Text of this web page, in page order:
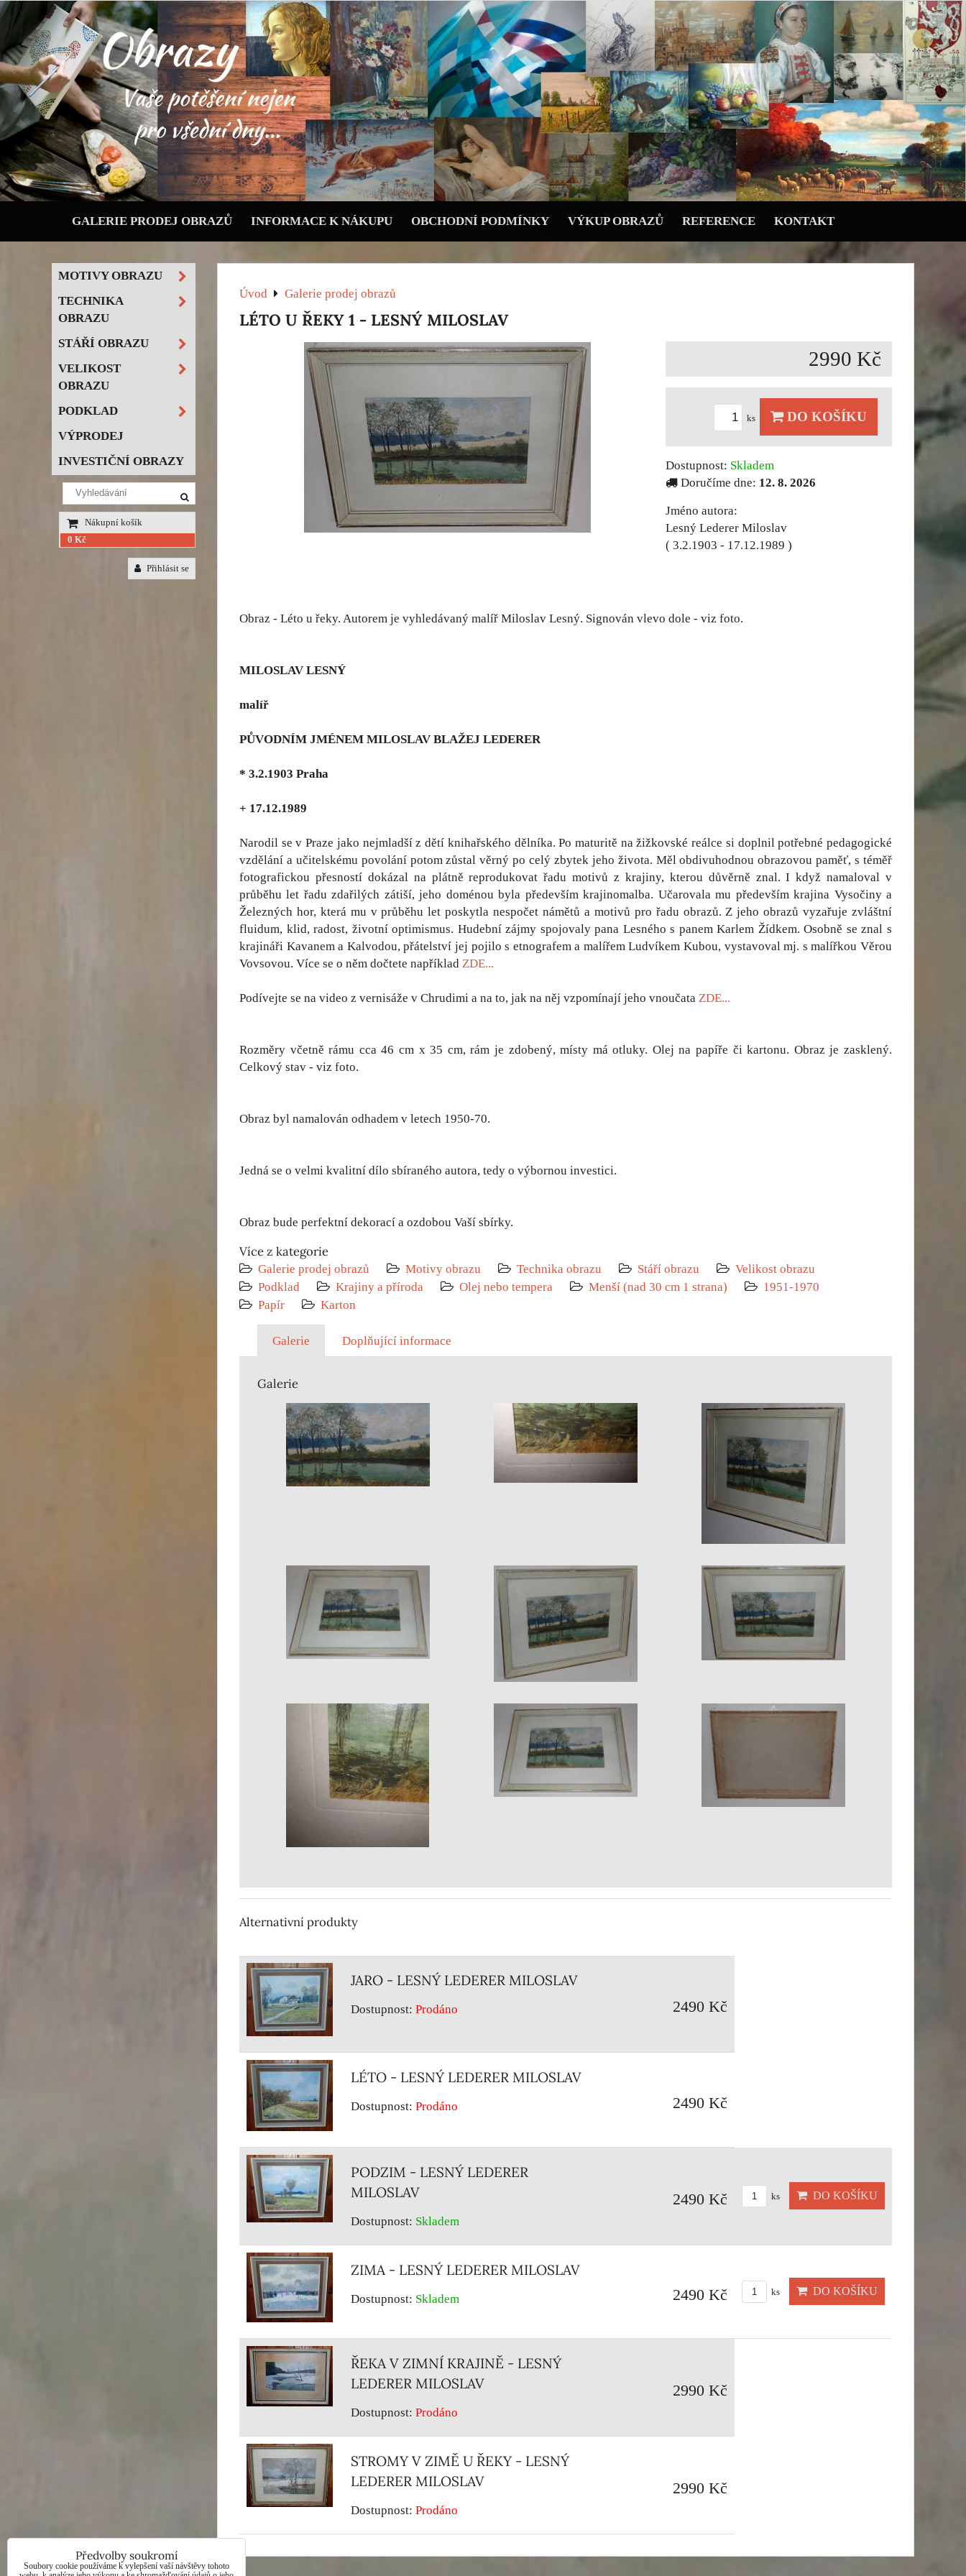
GALERIE PRODEJ OBRAZŮ INFORMACE K NÁKUPU OBCHODNÍ PODMÍNKY VÝKUP OBRAZŮ REFERENCE KONTAKT
Úvod Galerie prodej obrazů
LÉTO U ŘEKY 1 - LESNÝ MILOSLAV
2990 Kč
ks DO KOŠÍKU
Dostupnost: Skladem
Doručíme dne: 12. 8. 2026
Jméno autora:
Lesný Lederer Miloslav
( 3.2.1903 - 17.12.1989 )
Obraz - Léto u řeky. Autorem je vyhledávaný malíř Miloslav Lesný. Signován vlevo dole - viz foto.
MILOSLAV LESNÝ
malíř
PŮVODNÍM JMÉNEM MILOSLAV BLAŽEJ LEDERER
* 3.2.1903 Praha
+ 17.12.1989
Narodil se v Praze jako nejmladší z dětí knihařského dělníka. Po maturitě na žižkovské reálce si doplnil potřebné pedagogické
vzdělání a učitelskému povolání potom zůstal věrný po celý zbytek jeho života. Měl obdivuhodnou obrazovou paměť, s téměř
fotografickou přesností dokázal na plátně reprodukovat řadu motivů z krajiny, kterou důvěrně znal. I když namaloval v
průběhu let řadu zdařilých zátiší, jeho doménou byla především krajinomalba. Učarovala mu především krajina Vysočiny a
Železných hor, která mu v průběhu let poskytla nespočet námětů a motivů pro řadu obrazů. Z jeho obrazů vyzařuje zvláštní
fluidum, klid, radost, životní optimismus. Hudební zájmy spojovaly pana Lesného s panem Karlem Žídkem. Osobně se znal s
krajináři Kavanem a Kalvodou, přátelství jej pojilo s etnografem a malířem Ludvíkem Kubou, vystavoval mj. s malířkou Věrou
Vovsovou. Více se o něm dočtete například ZDE...
Podívejte se na video z vernisáže v Chrudimi a na to, jak na něj vzpomínají jeho vnoučata ZDE...
Rozměry včetně rámu cca 46 cm x 35 cm, rám je zdobený, místy má otluky. Olej na papíře či kartonu. Obraz je zasklený.
Celkový stav - viz foto.
Obraz byl namalován odhadem v letech 1950-70.
Jedná se o velmi kvalitní dílo sbíraného autora, tedy o výbornou investici.
Obraz bude perfektní dekorací a ozdobou Vaší sbírky.
Více z kategorie
Galerie prodej obrazů Motivy obrazu Technika obrazu Stáří obrazu
Velikost obrazu
Podklad
Krajiny a příroda Olej nebo tempera Menší (nad 30 cm 1 strana)
1951-1970
Papír
Karton
Galerie Doplňující informace
Galerie
Alternativní produkty
JARO - LESNÝ LEDERER MILOSLAV
Dostupnost: Prodáno 2490 Kč
LÉTO - LESNÝ LEDERER MILOSLAV
Dostupnost: Prodáno 2490 Kč
PODZIM - LESNÝ LEDERER
MILOSLAV
Dostupnost: Skladem
2490 Kč ks DO KOŠÍKU
ZIMA - LESNÝ LEDERER MILOSLAV
Dostupnost: Skladem 2490 Kč ks DO KOŠÍKU
ŘEKA V ZIMNÍ KRAJINĚ - LESNÝ
LEDERER MILOSLAV
Dostupnost: Prodáno
2990 Kč
STROMY V ZIMĚ U ŘEKY - LESNÝ
LEDERER MILOSLAV
Dostupnost: Prodáno
2990 Kč
MOTIVY OBRAZU
TECHNIKA
OBRAZU
STÁŘÍ OBRAZU
VELIKOST
OBRAZU
PODKLAD
VÝPRODEJ
INVESTIČNÍ OBRAZY
Nákupní košík
0 Kč
Přihlásit se
Předvolby soukromí
Soubory cookie používáme k vylepšení vaší návštěvy tohoto